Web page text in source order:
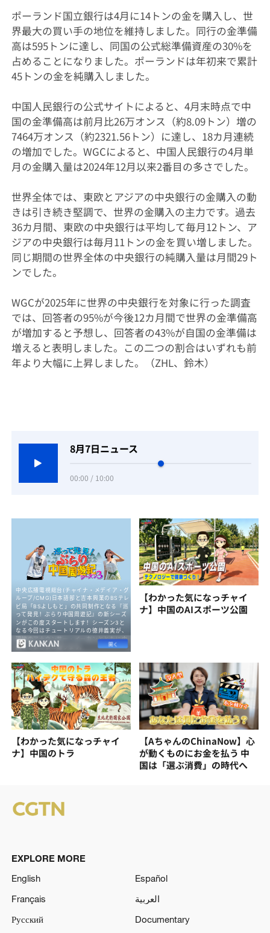
ポーランド国立銀行は4月に14トンの金を購入し、世
界最大の買い手の地位を維持しました。同行の金準備
高は595トンに達し、同国の公式総準備資産の30%を
占めることになりました。ポーランドは年初来で累計
45トンの金を純購入しました。
中国人民銀行の公式サイトによると、4月末時点で中
国の金準備高は前月比26万オンス（約8.09トン）増の
7464万オンス（約2321.56トン）に達し、18カ月連続
の増加でした。WGCによると、中国人民銀行の4月単
月の金購入量は2024年12月以来2番目の多さでした。
世界全体では、東欧とアジアの中央銀行の金購入の動
きは引き続き堅調で、世界の金購入の主力です。過去
36カ月間、東欧の中央銀行は平均して毎月12トン、ア
ジアの中央銀行は毎月11トンの金を買い増しました。
同じ期間の世界全体の中央銀行の純購入量は月間29ト
ンでした。
WGCが2025年に世界の中央銀行を対象に行った調査
では、回答者の95%が今後12カ月間で世界の金準備高
が増加すると予想し、回答者の43%が自国の金準備は
増えると表明しました。この二つの割合はいずれも前
年より大幅に上昇しました。（ZHL、鈴木）
8月7日ニュース
00:00 / 10:00
【わかった気になっチャイ
ナ】中国のAIスポーツ公園
【わかった気になっチャイ
ナ】中国のトラ
【AちゃんのChinaNow】心
が動くものにお金を払う 中
国は「選ぶ消費」の時代へ
EXPLORE MORE
English
Español
Français
العربية
Русский
Documentary